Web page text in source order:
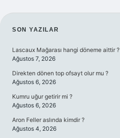
SIDEBAR
SON YAZILAR
Lascaux Mağarası hangi döneme aittir ?
Ağustos 7, 2026
Direkten dönen top ofsayt olur mu ?
Ağustos 6, 2026
Kumru uğur getirir mi ?
Ağustos 6, 2026
Aron Feller aslında kimdir ?
Ağustos 4, 2026